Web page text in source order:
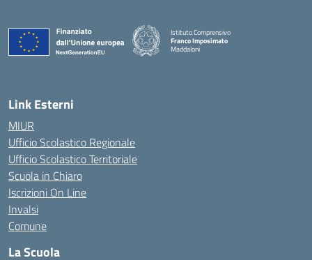
Istituto Comprensivo
Franco Imposimato
Maddaloni
Link Esterni
MIUR
Ufficio Scolastico Regionale
Ufficio Scolastico Territoriale
Scuola in Chiaro
Iscrizioni On Line
Invalsi
Comune
La Scuola